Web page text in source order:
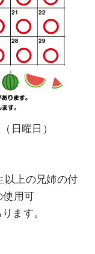
日曜日）
以上の兄姉の付
用可
ます。